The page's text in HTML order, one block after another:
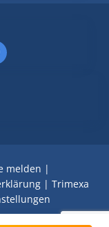
melden |
| Trimexa